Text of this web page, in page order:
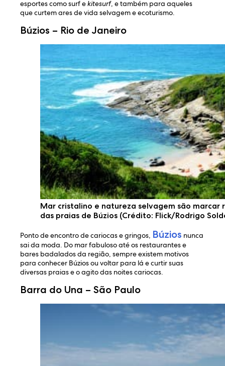
esportes como surf ekitesurf, e também para aqueles
que curtem ares de vida selvagem e ecoturismo.
Búzios – Rio de Janeiro
Mar cristalino e natureza selvagem são marcar
das praias de Búzios (Crédito: Flick/Rodrigo
Ponto de encontro de cariocas e gringos, Búzios nunca
sai da moda. Do mar fabuloso até os restaurantes e
bares badalados da região, sempre existem motivos
para conhecer Búzios ou voltar para lá e curtir suas
diversas praias e o agito das noites cariocas.
Barra do Una – São Paulo